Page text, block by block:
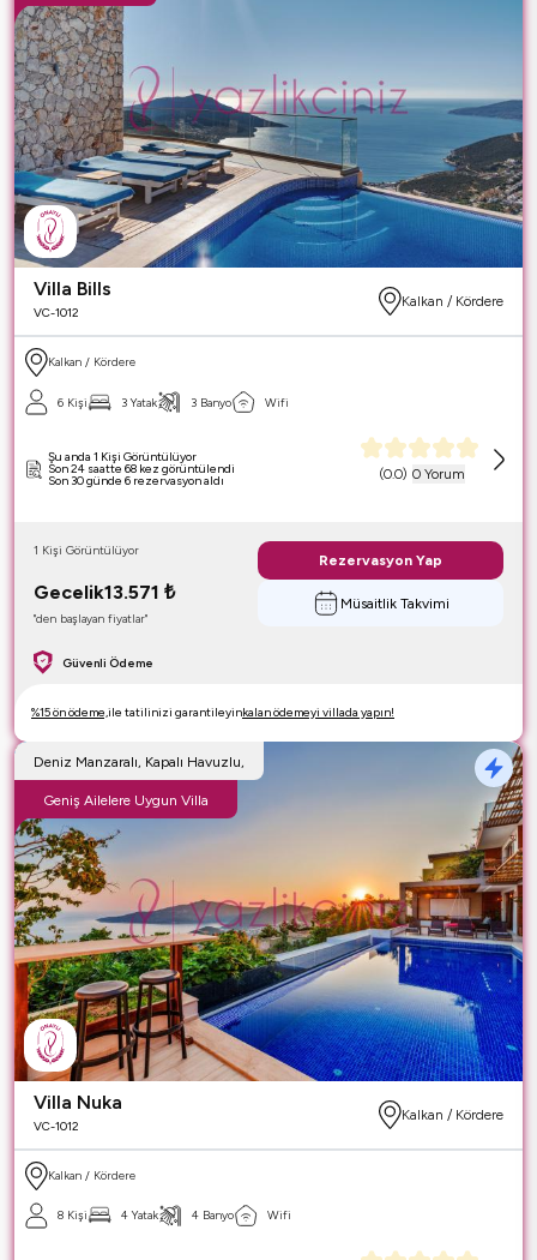
Villa Bills
VC-1012
Kalkan / Kördere
Kalkan / Kördere
6 Kişi 3 Yatak 3 Banyo Wifi
(0.0) 0 Yorum
Şu anda 1 Kişi Görüntülüyor
Son 24 saatte 68 kez görüntülendi
Son 30 günde 6 rezervasyon aldı
Güvenli Ödeme
Gecelik13.571 ₺
"den başlayan fiyatlar"
1 Kişi Görüntülüyor
Rezervasyon Yap
Müsaitlik Takvimi
%15 ön ödeme,ile tatilinizi garantileyinkalan ödemeyi villada yapın!
Deniz Manzaralı, Kapalı Havuzlu,
Geniş Ailelere Uygun Villa
Villa Nuka
VC-1012
Kalkan / Kördere
Kalkan / Kördere
8 Kişi 4 Yatak 4 Banyo Wifi